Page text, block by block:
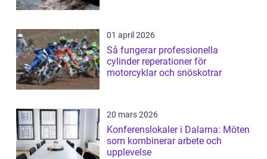
01 april 2026
Så fungerar professionella
cylinder reperationer för
motorcyklar och snöskotrar
20 mars 2026
Konferenslokaler i Dalarna: Möten
som kombinerar arbete och
upplevelse